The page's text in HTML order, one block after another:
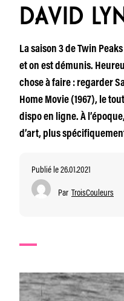
DAVID
La saison 3 de Twin
et on est démunis.
chose à faire : regarder
Home Movie (1967), le
dispo en ligne. À
d’art, plus
Publié le 26.01.2021
Par TroisCouleurs